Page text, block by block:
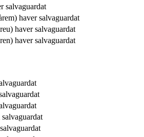
salvaguardat
haversalvaguardat
haversalvaguardat
haversalvaguardat
salvaguardat
salvaguardat